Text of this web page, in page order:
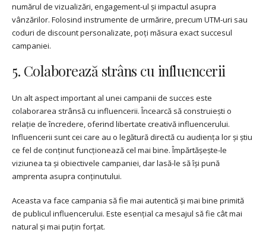
numărul de vizualizări, engagement-ul și impactul asupra
vânzărilor. Folosind instrumente de urmărire, precum UTM-uri sau
coduri de discount personalizate, poți măsura exact succesul
campaniei.
5. Colaborează strâns cu influencerii
Un alt aspect important al unei campanii de succes este
colaborarea strânsă cu influencerii. Încearcă să construiești o
relație de încredere, oferind libertate creativă influencerului.
Influencerii sunt cei care au o legătură directă cu audiența lor și știu
ce fel de conținut funcționează cel mai bine. Împărtășește-le
viziunea ta și obiectivele campaniei, dar lasă-le să își pună
amprenta asupra conținutului.
Aceasta va face campania să fie mai autentică și mai bine primită
de publicul influencerului. Este esențial ca mesajul să fie cât mai
natural și mai puțin forțat.